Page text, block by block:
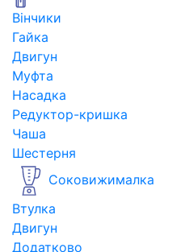
Вінчики
Гайка
Двигун
Муфта
Насадка
Редуктор-кришка
Чаша
Шестерня
Соковижималка
Втулка
Двигун
Додатково